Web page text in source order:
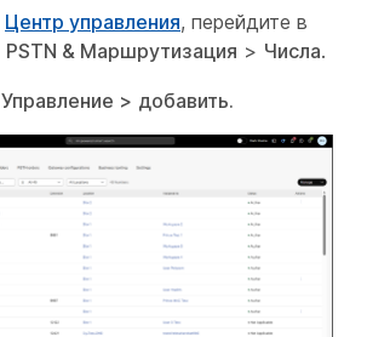
Центр управления, перейдите в
PSTN & Маршрутизация > Числа.
Управление > добавить.